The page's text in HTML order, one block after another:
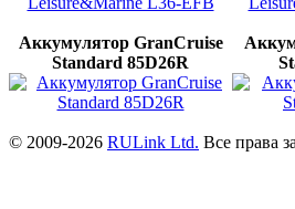
Аккумулятор GranCruise
Standard 85D26R
© 2009-2026 RULink Ltd. Все права